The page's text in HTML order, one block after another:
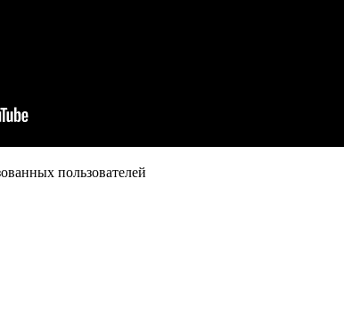
пользователей